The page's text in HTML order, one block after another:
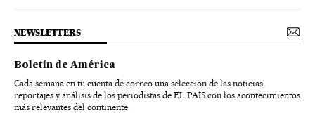
NEWSLETTERS
Boletín de América
Cada semana en tu cuenta de correo una selección de las noticias,
reportajes y análisis de los periodistas de EL PAÍS con los acontecimientos
más relevantes del continente.